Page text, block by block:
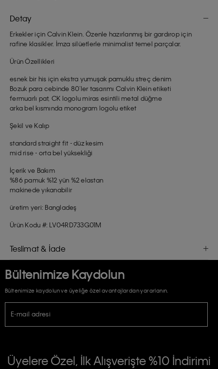
Detay
Erkekler için Calvin Klein. Özenle hazırlanmış bir gardırop için
rafine klasikler. İmza silüetlerle minimalist temel parçalar.
Ürün Özellikleri
esnek bir his için ekstra yumuşak pamuklu streç denim
Bozuk para cebinde 80'ler tasarımı Calvin Klein etiketi
fermuarlı pat, CK logolu miras esintili metal düğme
arka bel kısmında monogram logolu etiket
Şekil ve Kalıp
standard straight fit - düz kesim
mid rise - orta bel yüksekliği
İçerik ve Bakım
%86 pamuk %12 yün %2 elastan
makinede yıkanabilir
üretim yeri: Bangladeş
Ürün Kodu #: LV04RD733G01M
Teslimat & İade
Bültenimize Kaydolun
Bültenimize kaydolun ve üyeliğe özel avantajlardan yararlanın.
E-mail adresi
E-Bülten
İŞLENMESİ HAKKINDA AÇIK RIZA VE ONAY METNİ
Üyelere Özel, İlk Alışverişte %10 İndirimi